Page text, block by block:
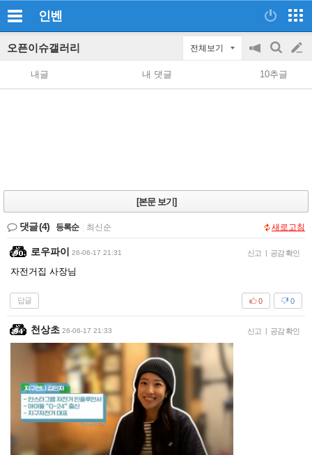
인벤
오픈이슈갤러리 전체보기
공
지
on/off
검
색
글
쓰
내글 내 댓글 10추글
[본문 보기]
댓글(4) 등록순 최신순 새로고침
로우파이 26-06-17 21:31 신고 | 공감 확인
자전거집 사장님
답글 0
0
천상초 26-06-17 21:33 신고 | 공감 확인